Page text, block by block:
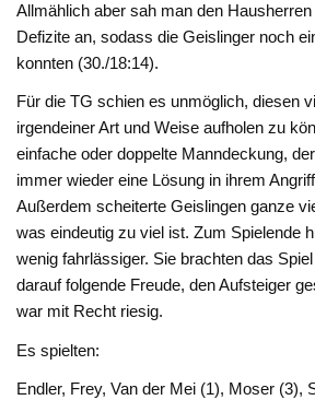
Allmählich aber sah man den
Defizite an, sodass die Geislinger noch
konnten (30./18:14).
Für die TG schien es unmöglich, diesen
irgendeiner Art und Weise aufholen zu
einfache oder doppelte Manndeckung,
immer wieder eine Lösung in ihrem
Außerdem scheiterte Geislingen ganze
was eindeutig zu viel ist. Zum Spielende
wenig fahrlässiger. Sie brachten das
darauf folgende Freude, den Aufsteiger
war mit Recht riesig.
Es spielten:
Endler, Frey, Van der Mei (1), Moser (3),